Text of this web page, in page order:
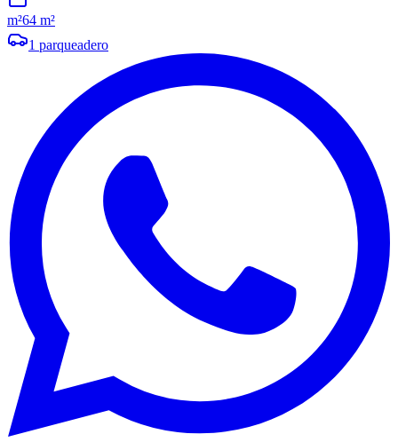
m²64 m²
1 parqueadero